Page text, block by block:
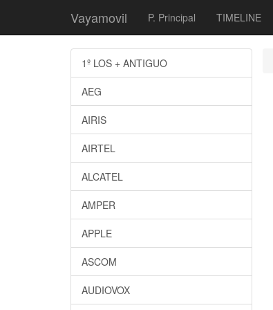
Vayamovil P. Principal TIMELINE
1º LOS + ANTIGUO
AEG
AIRIS
AIRTEL
ALCATEL
AMPER
APPLE
ASCOM
AUDIOVOX